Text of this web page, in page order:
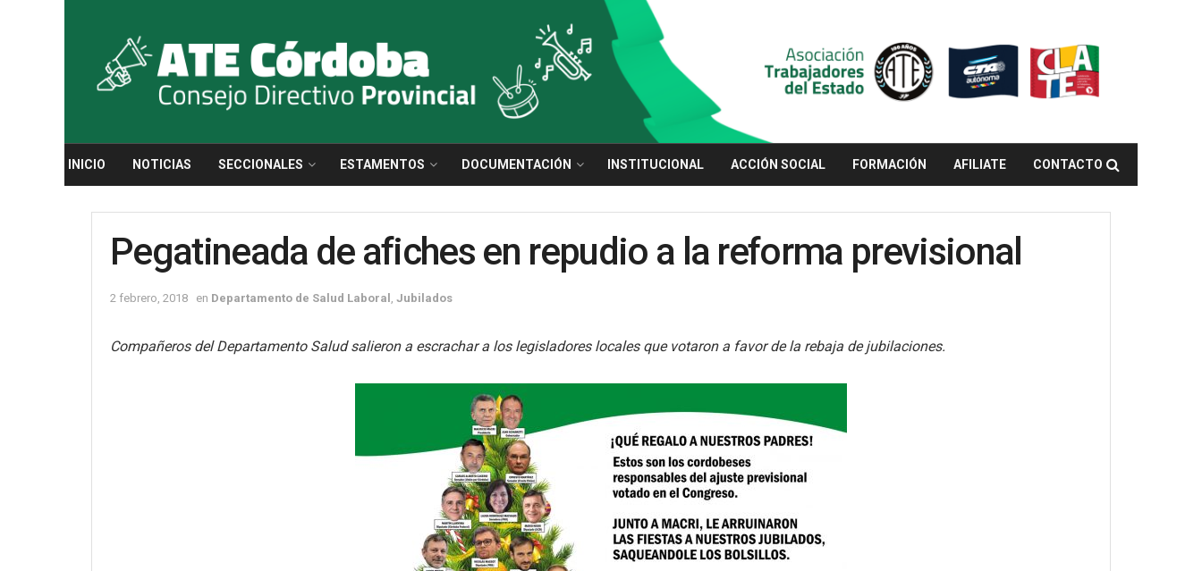
INICIO NOTICIAS SECCIONALES ESTAMENTOS DOCUMENTACIÓN INSTITUCIONAL ACCIÓN SOCIAL FORMACIÓN AFILIATE CONTACTO
Pegatineada de afiches en repudio a la reforma previsional
2 febrero, 2018 en Departamento de Salud Laboral Jubilados
Compañeros del Departamento Salud salieron a escrachar a los legisladores locales que votaron a favor de la rebaja de jubilaciones.